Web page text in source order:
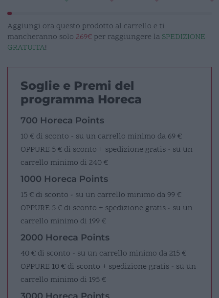
Aggiungi ora questo prodotto al carrello e ti
mancheranno solo 269€ per raggiungere la SPEDIZIONE
GRATUITA!
Soglie e Premi del
programma Horeca
700 Horeca Points
10 € di sconto - su un carrello minimo da 69 €
OPPURE 5 € di sconto + spedizione gratis - su un
carrello minimo di 240 €
1000 Horeca Points
15 € di sconto - su un carrello minimo da 99 €
OPPURE 5 € di sconto + spedizione gratis - su un
carrello minimo di 199 €
2000 Horeca Points
40 € di sconto - su un carrello minimo da 215 €
OPPURE 10 € di sconto + spedizione gratis - su un
carrello minimo di 195 €